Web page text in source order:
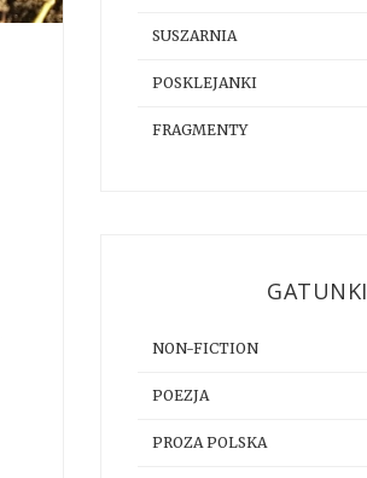
SUSZARNIA
POSKLEJANKI
FRAGMENTY
GATUNKI
NON-FICTION
POEZJA
PROZA POLSKA